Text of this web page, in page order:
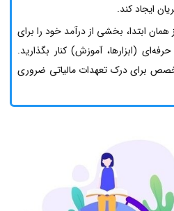
ایجاد کند.
همان ابتدا، بخشی از درآمد خود را برای
(ابزارها، آموزش) کنار بگذارید.
برای درک تعهدات مالیاتی ضروری